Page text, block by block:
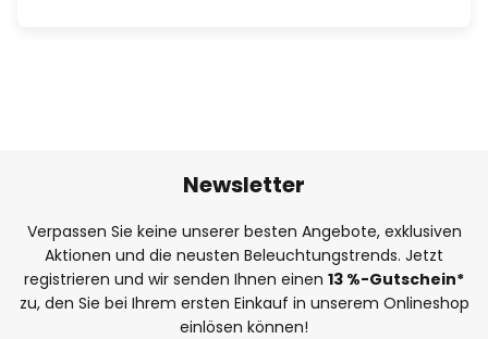
Newsletter
Verpassen Sie keine unserer besten Angebote, exklusiven
Aktionen und die neusten Beleuchtungstrends. Jetzt
registrieren und wir senden Ihnen einen 13 %-Gutschein*
zu, den Sie bei Ihrem ersten Einkauf in unserem Onlineshop
einlösen können!